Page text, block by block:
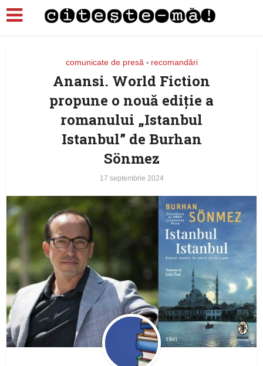
comunicate de presă • recomandări
Anansi. World Fiction
propune o nouă ediţie a
romanului „Istanbul
Istanbul” de Burhan
Sönmez
17 septembrie 2024